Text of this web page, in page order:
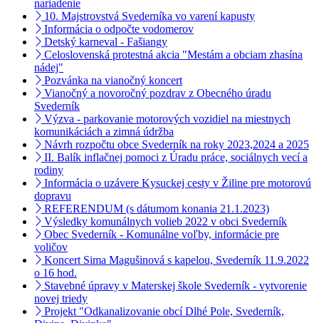
nariadenie
10. Majstrovstvá Svederníka vo varení kapusty
Informácia o odpočte vodomerov
Detský karneval - Fašiangy
Celoslovenská protestná akcia "Mestám a obciam zhasína
nádej"
Pozvánka na vianočný koncert
Vianočný a novoročný pozdrav z Obecného úradu
Svederník
Výzva - parkovanie motorových vozidiel na miestnych
komunikáciách a zimná údržba
Návrh rozpočtu obce Svederník na roky 2023,2024 a 2025
II. Balík inflačnej pomoci z Úradu práce, sociálnych vecí a
rodiny
Informácia o uzávere Kysuckej cesty v Žiline pre motorovú
dopravu
REFERENDUM (s dátumom konania 21.1.2023)
Výsledky komunálnych volieb 2022 v obci Svederník
Obec Svederník - Komunálne voľby, informácie pre
voličov
Koncert Sima Magušinová s kapelou, Svederník 11.9.2022
o 16 hod.
Stavebné úpravy v Materskej škole Svederník - vytvorenie
novej triedy
Projekt "Odkanalizovanie obcí Dlhé Pole, Svederník,